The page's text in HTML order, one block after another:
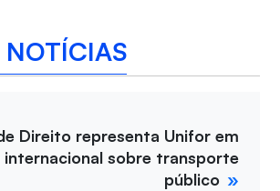
NOTÍCIAS
Direito representa Unifor em
internacional sobre transporte
público